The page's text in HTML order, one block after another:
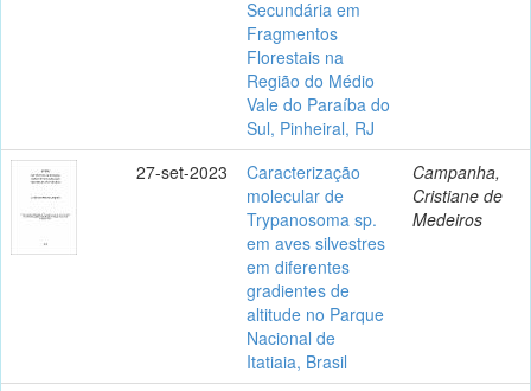
Secundária em
Fragmentos
Florestais na
Região do Médio
Vale do Paraíba do
Sul, Pinheiral, RJ
27-set-2023
Caracterização
molecular de
Trypanosoma sp.
em aves silvestres
em diferentes
gradientes de
altitude no Parque
Nacional de
Itatiaia, Brasil
Campanha,
Cristiane de
Medeiros